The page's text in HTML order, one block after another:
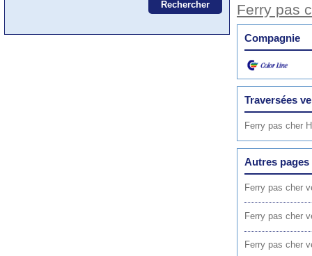
Ferry pas
Compagnie
Traversées
Ferry pas cher
Autres pages
Ferry pas cher
Ferry pas cher
Ferry pas cher